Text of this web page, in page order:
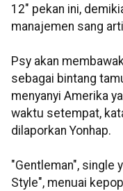
12" pekan ini,
manajemen sang
Psy akan
sebagai bintang
menyanyi Amerika
waktu setempat,
dilaporkan Yonhap.
"Gentleman", single
Style", menuai